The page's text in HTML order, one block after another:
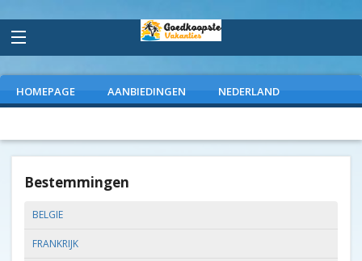
HOMEPAGE AANBIEDINGEN NEDERLAND
Bestemmingen
BELGIE
FRANKRIJK